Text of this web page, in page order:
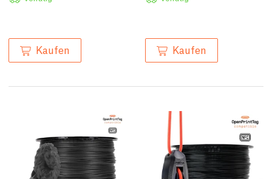
Kaufen Kaufen